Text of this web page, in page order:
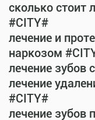
сколько стоит
#CITY#
лечение и
наркозом
лечение зубов
лечение
#CITY#
лечение зубов